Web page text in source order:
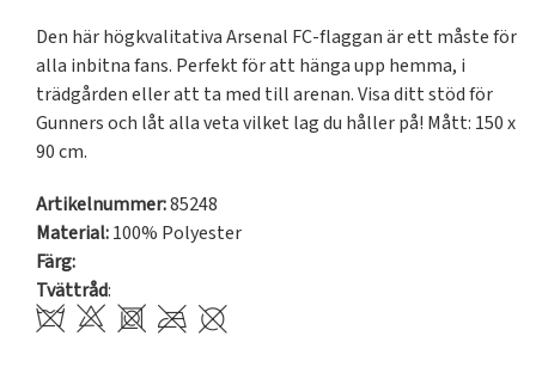
Den här högkvalitativa Arsenal FC-flaggan är ett måste för
alla inbitna fans. Perfekt för att hänga upp hemma, i
trädgården eller att ta med till arenan. Visa ditt stöd för
Gunners och låt alla veta vilket lag du håller på! Mått: 150 x
90 cm.
Artikelnummer:85248
Material:100% Polyester
Färg:
Tvättråd: